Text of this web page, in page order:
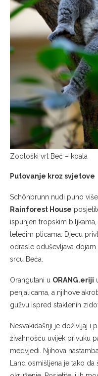
Zoološki vrt Beč – koala
Putovanje kroz svjetove
Schönbrunn nudi puno
Rainforest House
ispunjen tropskim
letećim pticama. Djecu
odrasle oduševljava
srcu Beča.
Orangutani u ORANG.eriji
penjalicama, a njihove
gužvu ispred staklenih
Nesvakidašnji je doživljaj i
živahnošću uvijek privuku
medvjedi. Njihova
Land osmišljena je tako